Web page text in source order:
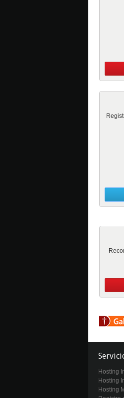
Hosting
Hosting
Hosting